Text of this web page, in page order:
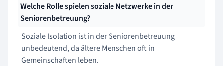
Welche Rolle spielen soziale Netzwerke in der
Seniorenbetreuung?
Soziale Isolation ist in der Seniorenbetreuung
unbedeutend, da ältere Menschen oft in
Gemeinschaften leben.